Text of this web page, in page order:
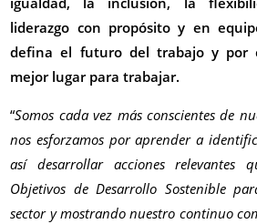
liderazgo con propósito y en
defina el futuro del trabajo y por
mejor lugar para trabajar.
“Somos cada vez más conscientes de
nos esforzamos por aprender a
así desarrollar acciones relevantes
Objetivos de Desarrollo Sostenible
sector y mostrando nuestro continuo